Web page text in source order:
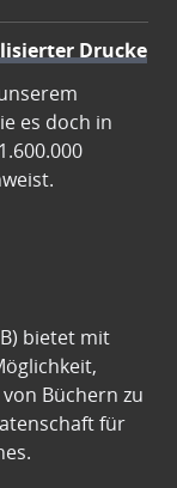
Drucke
es doch in
bietet mit
Büchern zu
für